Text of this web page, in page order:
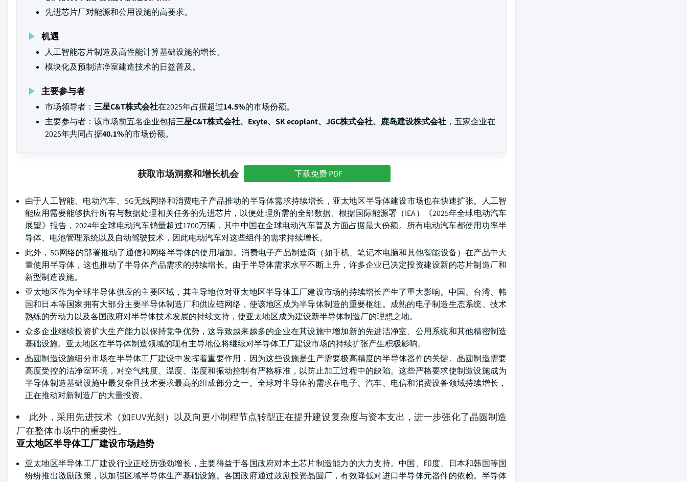
先进芯片厂对能源和公用设施的高要求。
机遇
人工智能芯片制造及高性能计算基础设施的增长。
模块化及预制洁净室建造技术的日益普及。
主要参与者
市场领导者： 三星C&T株式会社在2025年占据超过14.5%的市场份额。
主要参与者：该市场前五名企业包括三星C&T株式会社、Exyte、SK ecoplant、JGC株式会社、鹿岛建设株式会社 ，五家企业在
2025年共同占据40.1%的市场份额。
获取市场洞察和增长机会 下载免费 PDF
由于人工智能、电动汽车、5G无线网络和消费电子产品推动的半导体需求持续增长，亚太地区半导体建设市场也在快速扩张。人工智
能应用需要能够执行所有与数据处理相关任务的先进芯片，以便处理所需的全部数据。根据国际能源署（IEA）《2025年全球电动汽车
展望》报告，2024年全球电动汽车销量超过1700万辆，其中中国在全球电动汽车普及方面占据最大份额。所有电动汽车都使用功率半
导体、电池管理系统以及自动驾驶技术，因此电动汽车对这些组件的需求持续增长。
此外，5G网络的部署推动了通信和网络半导体的使用增加。消费电子产品制造商（如手机、笔记本电脑和其他智能设备）在产品中大
量使用半导体，这也推动了半导体产品需求的持续增长。由于半导体需求水平不断上升，许多企业已决定投资建设新的芯片制造厂和
新型制造设施。
亚太地区作为全球半导体供应的主要区域，其主导地位对亚太地区半导体工厂建设市场的持续增长产生了重大影响。中国、台湾、韩
国和日本等国家拥有大部分主要半导体制造厂和供应链网络，使该地区成为半导体制造的重要枢纽。成熟的电子制造生态系统、技术
熟练的劳动力以及各国政府对半导体技术发展的持续支持，使亚太地区成为建设新半导体制造厂的理想之地。
众多企业继续投资扩大生产能力以保持竞争优势，这导致越来越多的企业在其设施中增加新的先进洁净室、公用系统和其他精密制造
基础设施。亚太地区在半导体制造领域的现有主导地位将继续对半导体工厂建设市场的持续扩张产生积极影响。
晶圆制造设施细分市场在半导体工厂建设中发挥着重要作用，因为这些设施是生产需要极高精度的半导体器件的关键。晶圆制造需要
高度受控的洁净室环境，对空气纯度、温度、湿度和振动控制有严格标准，以防止加工过程中的缺陷。这些严格要求使制造设施成为
半导体制造基础设施中最复杂且技术要求最高的组成部分之一。全球对半导体的需求在电子、汽车、电信和消费设备领域持续增长，
正在推动对新制造厂的大量投资。
此外，采用先进技术（如EUV光刻）以及向更小制程节点转型正在提升建设复杂度与资本支出，进一步强化了晶圆制造
厂在整体市场中的重要性。
亚太地区半导体工厂建设市场趋势
亚太地区半导体工厂建设行业正经历强劲增长，主要得益于各国政府对本土芯片制造能力的大力支持。中国、印度、日本和韩国等国
纷纷推出激励政策，以加强区域半导体生产基础设施。各国政府通过鼓励投资晶圆厂，有效降低对进口半导体元器件的依赖。半导体